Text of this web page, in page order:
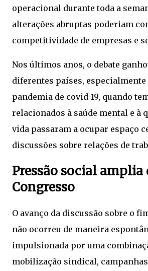
operacional durante toda a
alterações abruptas poderiam
competitividade de empresas e
Nos últimos anos, o debate
diferentes países, especialmente
pandemia de covid-19, quando
relacionados à saúde mental e à
vida passaram a ocupar espaço
discussões sobre relações de
Pressão social amplia
Congresso
O avanço da discussão sobre o
não ocorreu de maneira
impulsionada por uma
mobilização sindical,